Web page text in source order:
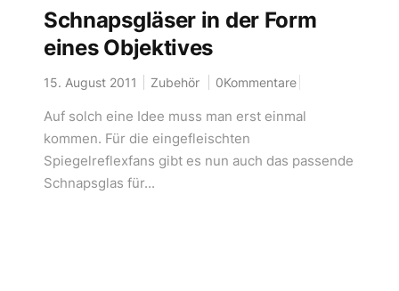
Schnapsgläser in der Form
eines Objektives
15. August 2011 Zubehör 0Kommentare
Auf solch eine Idee muss man erst einmal
kommen. Für die eingefleischten
Spiegelreflexfans gibt es nun auch das passende
Schnapsglas für...